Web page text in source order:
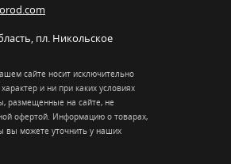
, пл. Никольcкое
сайте носит исключительно
и ни при каких условиях
размещенные на сайте, не
офертой. Информацию о товарах,
вы можете уточнить у наших